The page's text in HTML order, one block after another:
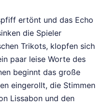
ertönt und das Echo
die Spieler
Trikots, klopfen sich
paar leise Worte des
beginnt das große
eingerollt, die Stimmen
Lissabon und den